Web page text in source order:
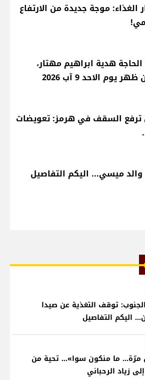
الغذاء: موجة جديدة من الارتفاع
هدية ابراهيم مهتار،
يوم الاحد 9 آب 2026
ترفع السقف في هرمز: تعويضات
والد ميسي... اليكم التفاصيل
توقف التغذية عن صيدا
اليكم التفاصيل
مرّة… ما منكون سوا»… تحية من
زياد الرحباني